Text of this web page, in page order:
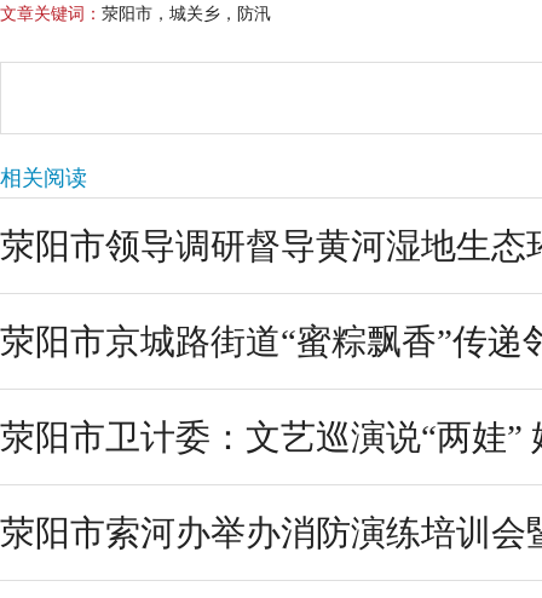
文章关键词： 荥阳市，城关乡，防汛
相关阅读
荥阳市领导调研督导黄河湿地生态
荥阳市京城路街道“蜜粽飘香”传递
荥阳市卫计委：文艺巡演说“两娃”
荥阳市索河办举办消防演练培训会